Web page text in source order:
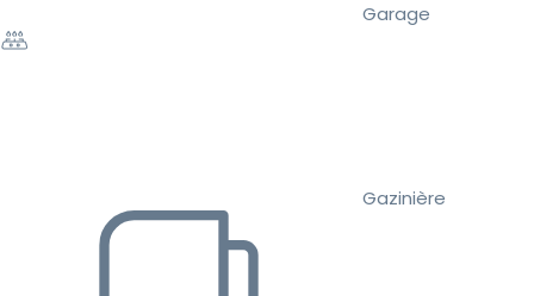
Garage
Gazinière